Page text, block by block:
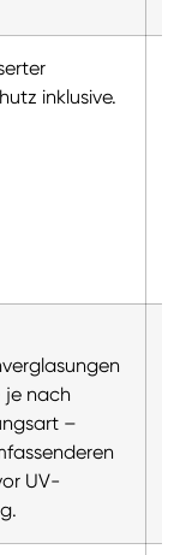
inklusive.
je nach
–
UV-